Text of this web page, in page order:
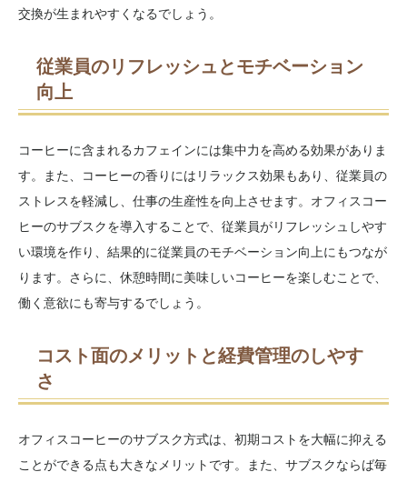
交換が生まれやすくなるでしょう。
従業員のリフレッシュとモチベーション
向上
コーヒーに含まれるカフェインには集中力を高める効果がありま
す。また、コーヒーの香りにはリラックス効果もあり、従業員の
ストレスを軽減し、仕事の生産性を向上させます。オフィスコー
ヒーのサブスクを導入することで、従業員がリフレッシュしやす
い環境を作り、結果的に従業員のモチベーション向上にもつなが
ります。さらに、休憩時間に美味しいコーヒーを楽しむことで、
働く意欲にも寄与するでしょう。
コスト面のメリットと経費管理のしやす
さ
オフィスコーヒーのサブスク方式は、初期コストを大幅に抑える
ことができる点も大きなメリットです。また、サブスクならば毎